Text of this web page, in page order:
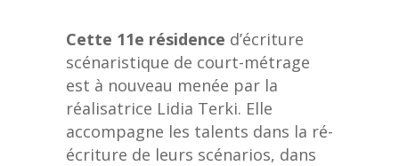
Cette 11e résidence d’écriture
scénaristique de court-métrage
est à nouveau menée par la
réalisatrice Lidia Terki. Elle
accompagne les talents dans la ré-
écriture de leurs scénarios, dans